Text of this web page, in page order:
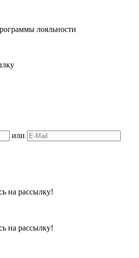
лояльности
или
на рассылку!
на рассылку!